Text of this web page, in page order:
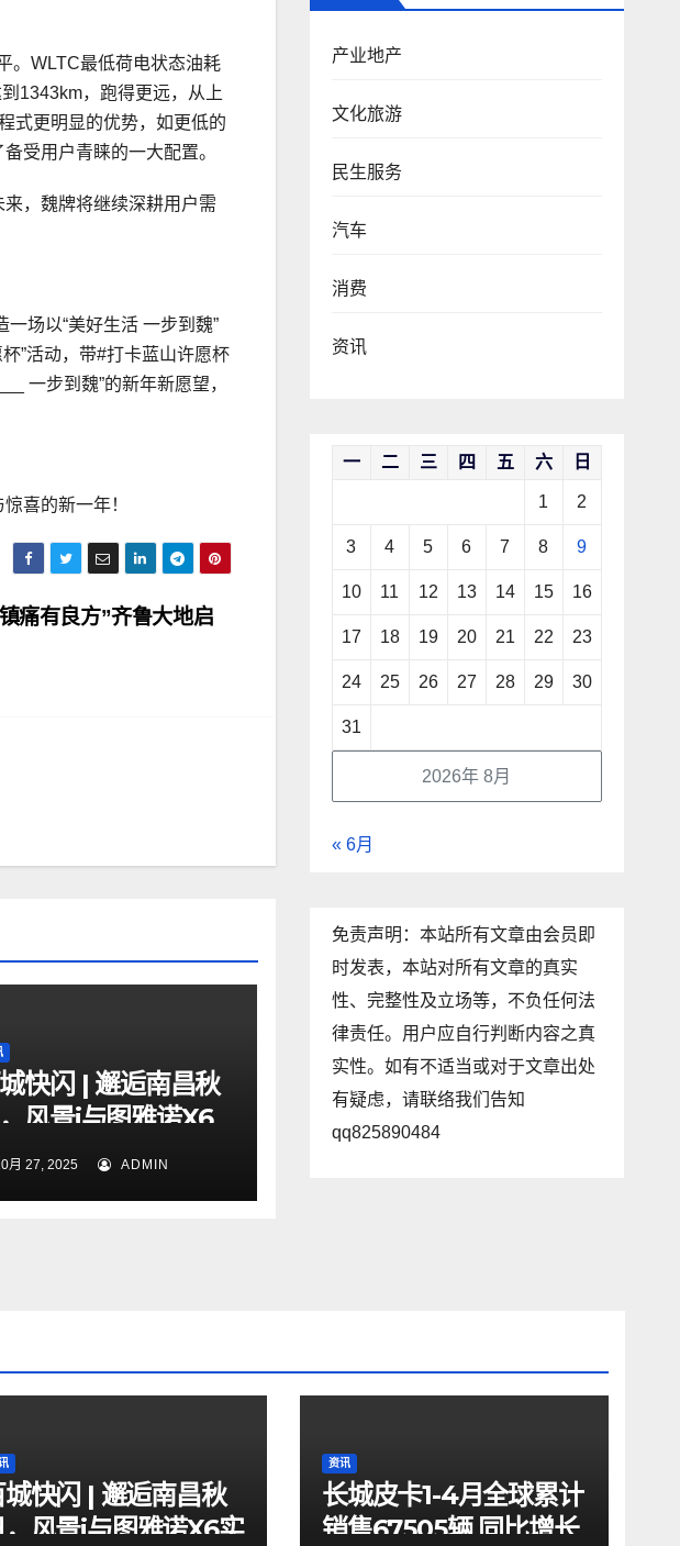
。WLTC最低荷电状态油耗
1343km，跑得更远，从上
式更明显的优势，如更低的
受用户青睐的一大配置。
，魏牌将继续深耕用户需
场以“美好生活 一步到魏”
”活动，带#打卡蓝山许愿杯
一步到魏”的新年新愿望，
喜的新一年！
痛有良方”齐鲁大地启
快闪 | 邂逅南昌秋
风景i与图雅诺X6
圈粉
月 27, 2025 ADMIN
产业地产
文化旅游
民生服务
汽车
消费
资讯
2026年 8月
一 二 三 四 五 六 日
1 2
3 4 5 6 7 8 9
10 11 12 13 14 15 16
17 18 19 20 21 22 23
24 25 26 27 28 29 30
31
« 6月
免责声明：本站所有文章由会员即
时发表，本站对所有文章的真实
性、完整性及立场等，不负任何法
律责任。用户应自行判断内容之真
实性。如有不适当或对于文章出处
有疑虑，请联络我们告知
qq825890484
城快闪 | 邂逅南昌秋
，风景i与图雅诺X6实
资讯
长城皮卡1-4月全球累计
销售67505辆 同比增长